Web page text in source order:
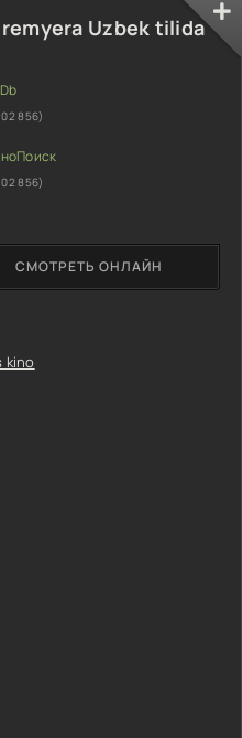
Uzbek tilida
kino
СМОТРЕТЬ ОНЛАЙН
856)
856)